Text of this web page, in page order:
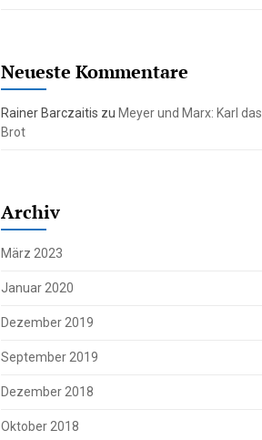
Neueste Kommentare
Rainer Barczaitis zu Meyer und Marx: Karl das
Brot
Archiv
März 2023
Januar 2020
Dezember 2019
September 2019
Dezember 2018
Oktober 2018